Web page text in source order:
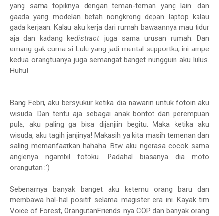
yang sama topiknya dengan teman-teman yang lain. dan
gaada yang modelan betah nongkrong depan laptop kalau
gada kerjaan. Kalau aku kerja dari rumah bawaannya mau tidur
aja dan kadang kedistract juga sama urusan rumah. Dan
emang gak cuma si Lulu yang jadi mental supportku, ini ampe
kedua orangtuanya juga semangat banget nungguin aku lulus.
Huhu!
Bang Febri, aku bersyukur ketika dia nawarin untuk fotoin aku
wisuda. Dan tentu aja sebagai anak bontot dan perempuan
pula, aku paling ga bisa dijanjiin begitu. Maka ketika aku
wisuda, aku tagih janjinya! Makasih ya kita masih temenan dan
saling memanfaatkan hahaha. Btw aku ngerasa cocok sama
anglenya ngambil fotoku. Padahal biasanya dia moto
orangutan :')
Sebenarnya banyak banget aku ketemu orang baru dan
membawa hal-hal positif selama magister era ini. Kayak tim
Voice of Forest, OrangutanFriends nya COP dan banyak orang